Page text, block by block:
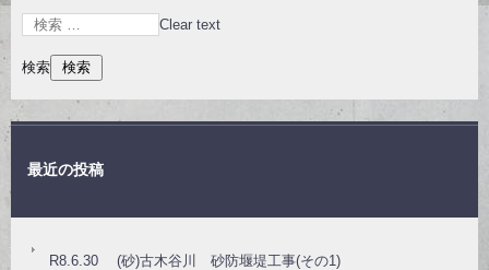
Clear text
検索
最近の投稿
R8.6.30 (砂)古木谷川 砂防堰堤工事(その1)